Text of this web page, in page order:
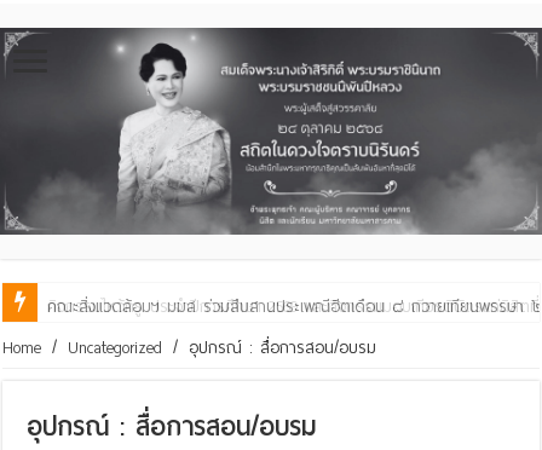
คณะสิ่งแวดล้อมฯ มมส ร่วมสืบสานประเพณีฮีตเดือน ๘ ถวายเทียนพรรษา ๒
Home / Uncategorized / อุปกรณ์ : สื่อการสอน/อบรม
อุปกรณ์ : สื่อการสอน/อบรม